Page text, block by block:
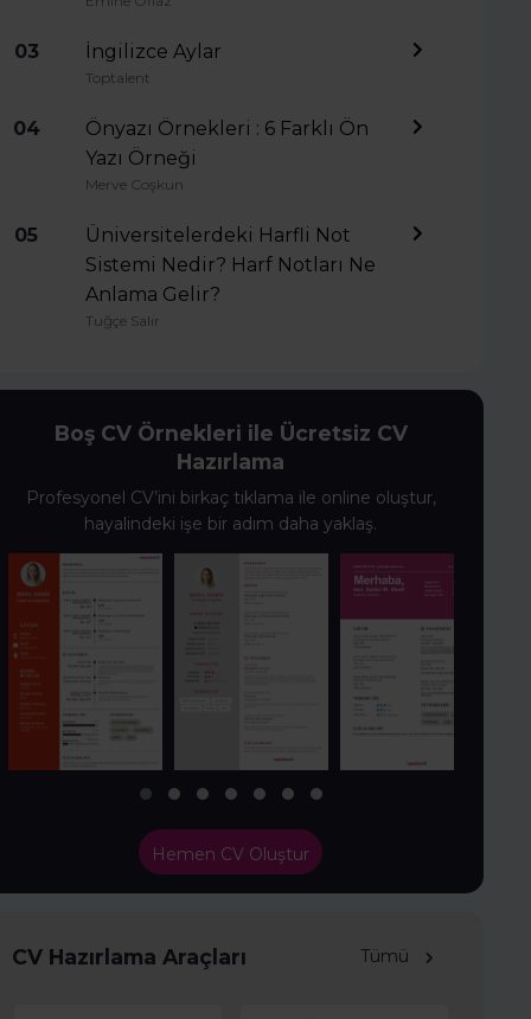
03 İngilizce Aylar
Toptalent
04
Önyazı Örnekleri : 6 Farklı Ön
Yazı Örneği
Merve Coşkun
05
Üniversitelerdeki Harfli Not
Sistemi Nedir? Harf Notları Ne
Anlama Gelir?
Tuğçe Salır
Boş CV Örnekleri ile Ücretsiz CV
Hazırlama
Profesyonel CV’ini birkaç tıklama ile online oluştur,
hayalindeki işe bir adım daha yaklaş.
Hemen CV Oluştur
CV Hazırlama Araçları Tümü